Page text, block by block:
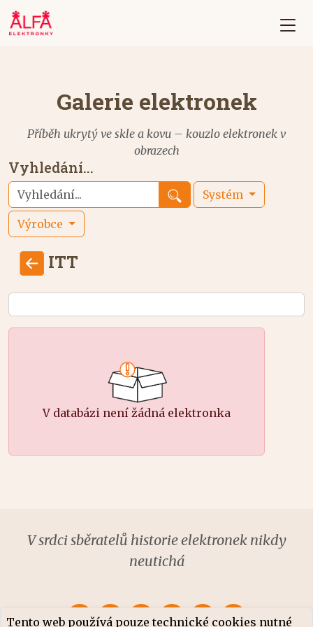
Galerie elektronek
Příběh ukrytý ve skle a kovu – kouzlo elektronek v
obrazech
Vyhledání...
Systém
Výrobce
ITT
V databázi není žádná elektronka
V srdci sběratelů historie elektronek nikdy
neutichá
Tento web používá pouze technické cookies nutné